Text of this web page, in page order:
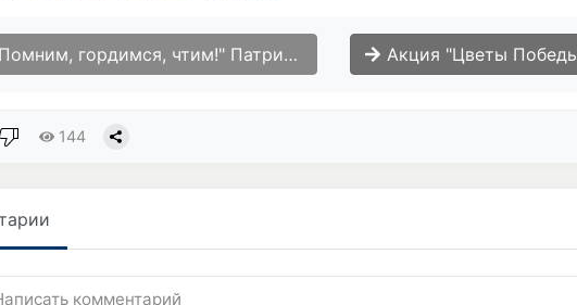
гордимся, чтим!" Патриотическая неделя посвящëнная Дню Победы. Акция "Цветы Победы" возложения
144